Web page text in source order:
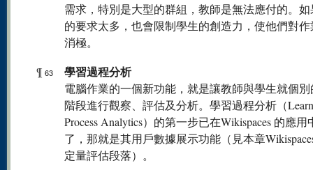
需求，特別是大型的群組，教師是無法應付的。
的要求太多，也會限制學生的創造力，使他們對
消極。
¶ 63 學習過程分析
電腦作業的一個新功能，就是讓教師與學生就個
階段進行觀察、評估及分析。學習過程分析（
Process Analytics）的第一步已在Wikispaces 的應用
了，那就是其用戶數據展示功能（見本章
定量評估段落）。